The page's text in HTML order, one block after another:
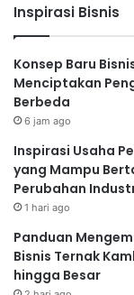
Inspirasi Bisnis
Konsep Baru
Menciptakan
Berbeda
6 jam ago
Inspirasi Usaha
yang Mampu
Perubahan
1 hari ago
Panduan
Bisnis Ternak
hingga Besar